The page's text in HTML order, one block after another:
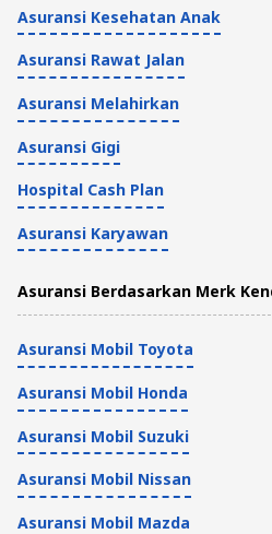
Asuransi Kesehatan Anak
Asuransi Rawat Jalan
Asuransi Melahirkan
Asuransi Gigi
Hospital Cash Plan
Asuransi Karyawan
Asuransi Berdasarkan Merk
Asuransi Mobil Toyota
Asuransi Mobil Honda
Asuransi Mobil Suzuki
Asuransi Mobil Nissan
Asuransi Mobil Mazda